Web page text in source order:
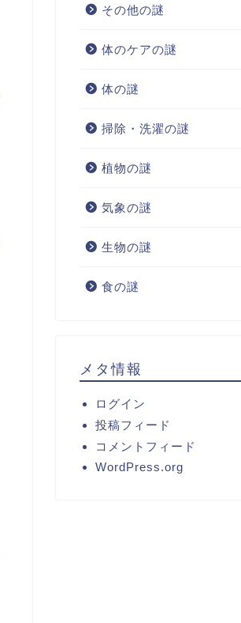
その他の謎
体のケアの謎
体の謎
掃除・洗濯の謎
植物の謎
気象の謎
生物の謎
食の謎
メタ情報
ログイン
投稿フィード
コメントフィード
WordPress.org